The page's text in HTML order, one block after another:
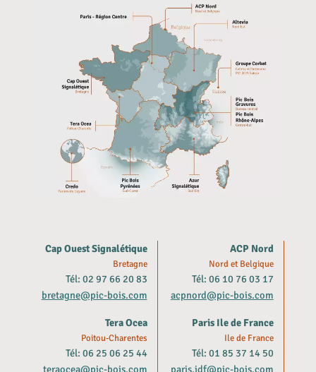
Cap Ouest Signalétique
Bretagne
Tél: 02 97 66 20 83
bretagne@pic-bois.com
Tera Ocea
Poitou-Charentes
Tél: 06 25 06 25 44
teraocea@pic-bois.com
ACP Nord
Nord et Belgique
Tél: 06 10 76 03 17
acpnord@pic-bois.com
Paris Ile de France
Ile de France
Tél: 01 85 37 14 50
paris.idf@pic-bois.com